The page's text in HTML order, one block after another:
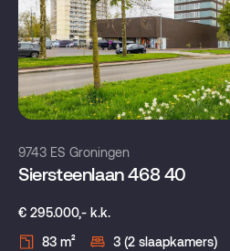
9743 ES Groningen
Siersteenlaan 468 40
€ 295.000,- k.k.
83 m²
3 (2 slaapkamers)